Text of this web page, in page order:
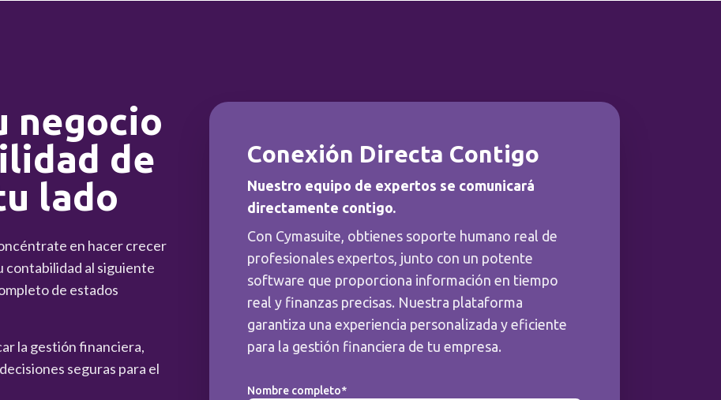
negocio
de
lado
en hacer crecer
contabilidad al siguiente
de estados
la gestión financiera,
seguras para el
Conexión Directa Contigo
Nuestro equipo de expertos se comunicará
directamente contigo.
Con Cymasuite, obtienes soporte humano real de
profesionales expertos, junto con un potente
software que proporciona información en tiempo
real y finanzas precisas. Nuestra plataforma
garantiza una experiencia personalizada y eficiente
para la gestión financiera de tu empresa.
Nombre completo*